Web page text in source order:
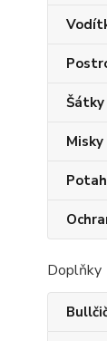
Šátky
Doplňky